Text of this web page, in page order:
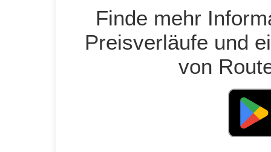
Finde mehr
Preisverläufe und
von